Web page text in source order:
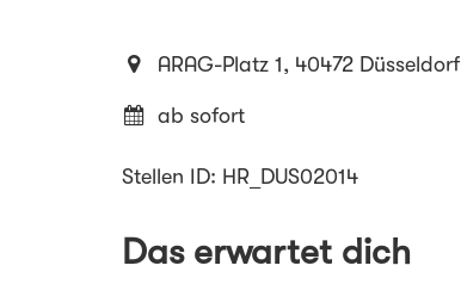
ARAG-Platz 1, 40472 Düsseldorf
ab sofort
Stellen ID: HR_DUS02014
Das erwartet dich